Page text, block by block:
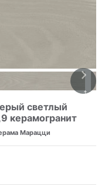
светлый
керамогранит
Марацци